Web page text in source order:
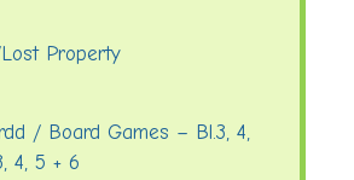
Property
/ Board Games – Bl.3, 4,
4, 5 + 6